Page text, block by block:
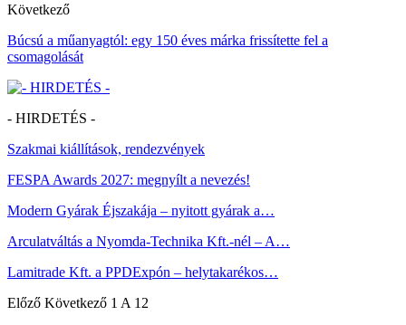
Következő
Búcsú a műanyagtól: egy 150 éves márka frissítette fel a
csomagolását
- HIRDETÉS -
Szakmai kiállítások, rendezvények
FESPA Awards 2027: megnyílt a nevezés!
Modern Gyárak Éjszakája – nyitott gyárak a…
Arculatváltás a Nyomda-Technika Kft.-nél – A…
Lamitrade Kft. a PPDExpón – helytakarékos…
Előző Következő 1 A 12